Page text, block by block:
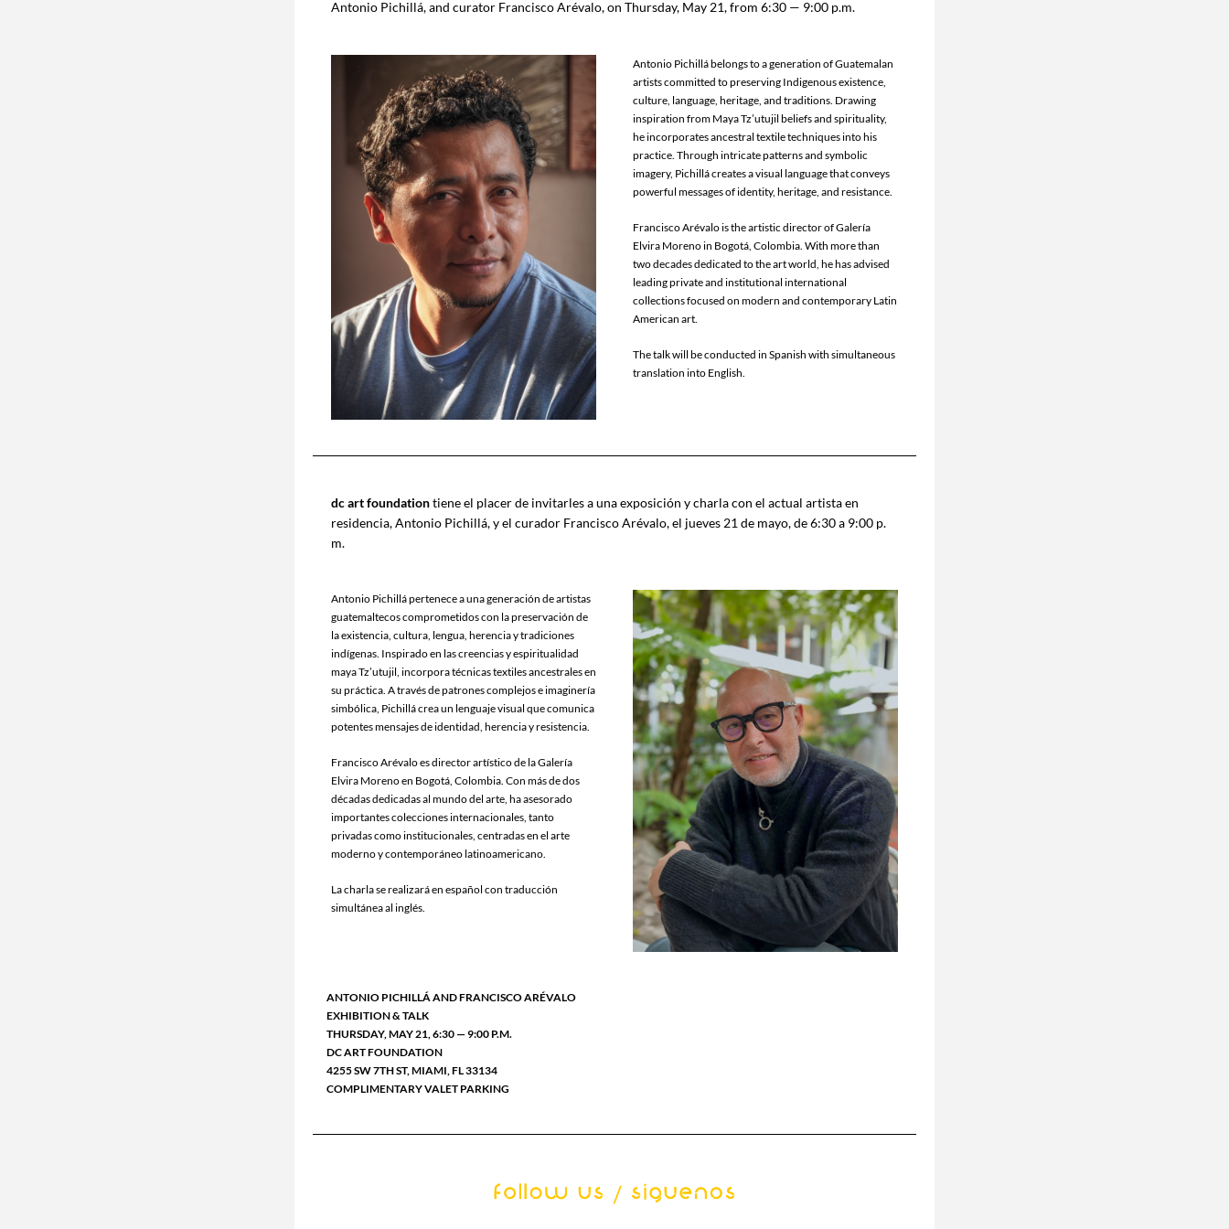
Antonio Pichillá, and curator Francisco Arévalo, on Thursday, May 21, from 6:30 — 9:00 p.m.
Antonio Pichillá belongs to a generation of Guatemalan
artists committed to preserving Indigenous existence,
culture, language, heritage, and traditions. Drawing
inspiration from Maya Tz’utujil beliefs and spirituality,
he incorporates ancestral textile techniques into his
practice. Through intricate patterns and symbolic
imagery, Pichillá creates a visual language that conveys
powerful messages of identity, heritage, and resistance.
Francisco Arévalo is the artistic director of Galería
Elvira Moreno in Bogotá, Colombia. With more than
two decades dedicated to the art world, he has advised
leading private and institutional international
collections focused on modern and contemporary Latin
American art.
The talk will be conducted in Spanish with simultaneous
translation into English.
dc art foundation tiene el placer de invitarles a una exposición y charla con el actual artista en
residencia, Antonio Pichillá, y el curador Francisco Arévalo, el jueves 21 de mayo, de 6:30 a 9:00 p.
m.
Antonio Pichillá pertenece a una generación de artistas
guatemaltecos comprometidos con la preservación de
la existencia, cultura, lengua, herencia y tradiciones
indígenas. Inspirado en las creencias y espiritualidad
maya Tz’utujil, incorpora técnicas textiles ancestrales en
su práctica. A través de patrones complejos e imaginería
simbólica, Pichillá crea un lenguaje visual que comunica
potentes mensajes de identidad, herencia y resistencia.
Francisco Arévalo es director artístico de la Galería
Elvira Moreno en Bogotá, Colombia. Con más de dos
décadas dedicadas al mundo del arte, ha asesorado
importantes colecciones internacionales, tanto
privadas como institucionales, centradas en el arte
moderno y contemporáneo latinoamericano.
La charla se realizará en español con traducción
simultánea al inglés.
ANTONIO PICHILLÁ AND FRANCISCO ARÉVALO
EXHIBITION & TALK
THURSDAY, MAY 21, 6:30 — 9:00 P.M.
DC ART FOUNDATION
4255 SW 7TH ST, MIAMI, FL 33134
COMPLIMENTARY VALET PARKING